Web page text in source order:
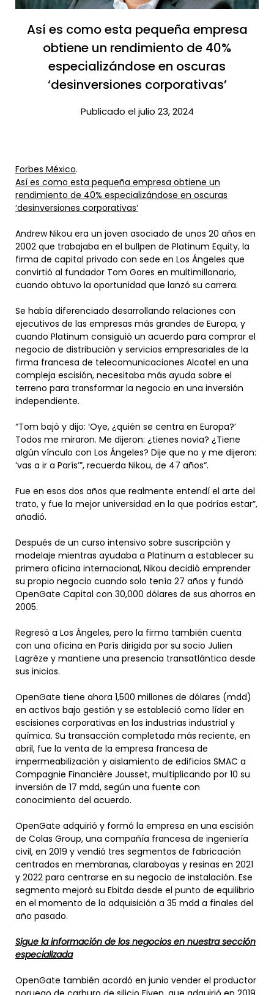
Así es como esta pequeña empresa
obtiene un rendimiento de 40%
especializándose en oscuras
‘desinversiones corporativas’​
Publicado el julio 23, 2024
Forbes México.
Así es como esta pequeña empresa obtiene un
rendimiento de 40% especializándose en oscuras
‘desinversiones corporativas’
Andrew Nikou era un joven asociado de unos 20 años en
2002 que trabajaba en el bullpen de Platinum Equity, la
firma de capital privado con sede en Los Ángeles que
convirtió al fundador Tom Gores en multimillonario,
cuando obtuvo la oportunidad que lanzó su carrera.
Se había diferenciado desarrollando relaciones con
ejecutivos de las empresas más grandes de Europa, y
cuando Platinum consiguió un acuerdo para comprar el
negocio de distribución y servicios empresariales de la
firma francesa de telecomunicaciones Alcatel en una
compleja escisión, necesitaba más ayuda sobre el
terreno para transformar la negocio en una inversión
independiente.
“Tom bajó y dijo: ‘Oye, ¿quién se centra en Europa?’
Todos me miraron. Me dijeron: ¿tienes novia? ¿Tiene
algún vínculo con Los Ángeles? Dije que no y me dijeron:
‘vas a ir a París’”, recuerda Nikou, de 47 años“.
Fue en esos dos años que realmente entendí el arte del
trato, y fue la mejor universidad en la que podrías estar”,
añadió.
Después de un curso intensivo sobre suscripción y
modelaje mientras ayudaba a Platinum a establecer su
primera oficina internacional, Nikou decidió emprender
su propio negocio cuando solo tenía 27 años y fundó
OpenGate Capital con 30,000 dólares de sus ahorros en
2005.
Regresó a Los Ángeles, pero la firma también cuenta
con una oficina en París dirigida por su socio Julien
Lagrèze y mantiene una presencia transatlántica desde
sus inicios.
OpenGate tiene ahora 1,500 millones de dólares (mdd)
en activos bajo gestión y se estableció como líder en
escisiones corporativas en las industrias industrial y
química. Su transacción completada más reciente, en
abril, fue la venta de la empresa francesa de
impermeabilización y aislamiento de edificios SMAC a
Compagnie Financière Jousset, multiplicando por 10 su
inversión de 17 mdd, según una fuente con
conocimiento del acuerdo.
OpenGate adquirió y formó la empresa en una escisión
de Colas Group, una compañía francesa de ingeniería
civil, en 2019 y vendió tres segmentos de fabricación
centrados en membranas, claraboyas y resinas en 2021
y 2022 para centrarse en su negocio de instalación. Ese
segmento mejoró su Ebitda desde el punto de equilibrio
en el momento de la adquisición a 35 mdd a finales del
año pasado.
Sigue la información de los negocios en nuestra sección
especializada
OpenGate también acordó en junio vender el productor